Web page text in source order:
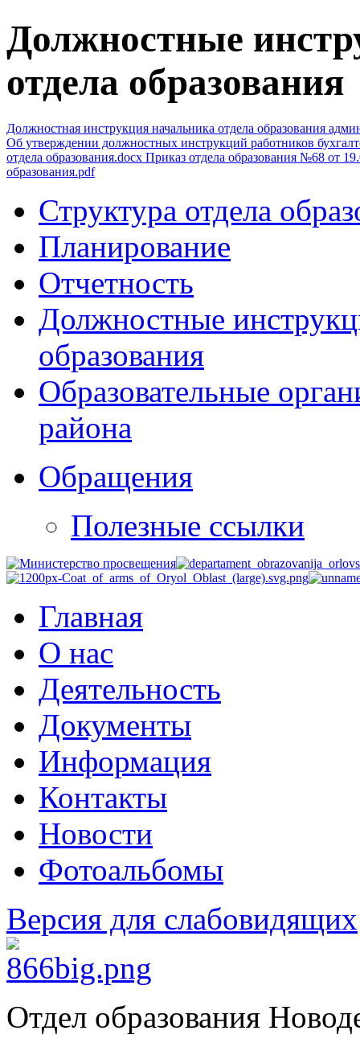
Должностные
отдела образования
Должностная инструкция начальника отдела образования
Об утверждении должностных инструкций работников
отдела образования.docx Приказ отдела образования №68 от
образования.pdf
Структура отдела
Планирование
Отчетность
Должностные
образования
Образовательные
района
Обращения
Полезные ссылки
Главная
О нас
Деятельность
Документы
Информация
Контакты
Новости
Фотоальбомы
Версия для слабовидящих
Отдел образования